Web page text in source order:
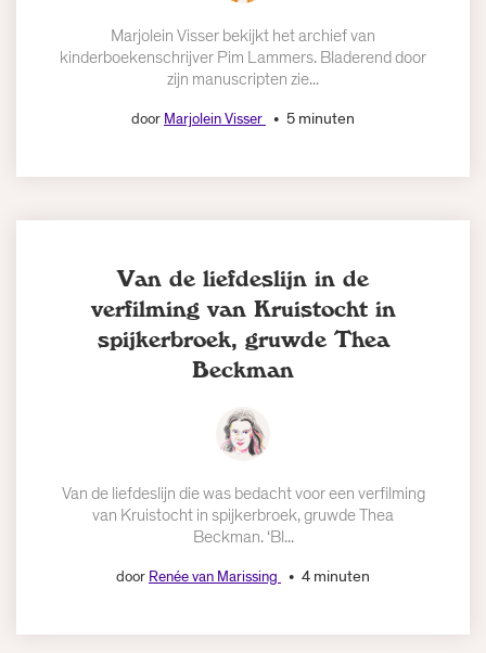
Marjolein Visser bekijkt het archief van
kinderboekenschrijver Pim Lammers. Bladerend door
zijn manuscripten zie...
door Marjolein Visser 5 minuten
Van de liefdeslijn in de
verfilming van Kruistocht in
spijkerbroek, gruwde Thea
Beckman
Van de liefdeslijn die was bedacht voor een verfilming
van Kruistocht in spijkerbroek, gruwde Thea
Beckman. ‘Bl...
door Renée van Marissing 4 minuten